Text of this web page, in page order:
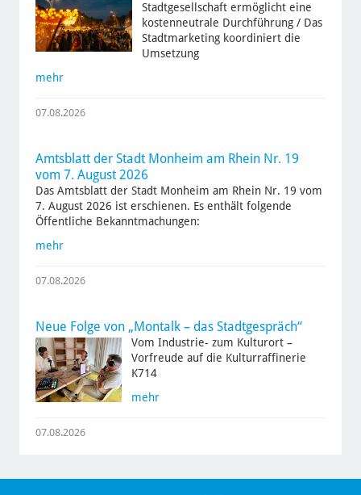
Stadtgesellschaft ermöglicht eine
kostenneutrale Durchführung / Das
Stadtmarketing koordiniert die
Umsetzung
mehr
07.08.2026
Amtsblatt der Stadt Monheim am Rhein Nr. 19
vom 7. August 2026
Das Amtsblatt der Stadt Monheim am Rhein Nr. 19 vom
7. August 2026 ist erschienen. Es enthält folgende
Öffentliche Bekanntmachungen:
mehr
07.08.2026
Neue Folge von „Montalk – das Stadtgespräch“
Vom Industrie- zum Kulturort –
Vorfreude auf die Kulturraffinerie
K714
mehr
07.08.2026